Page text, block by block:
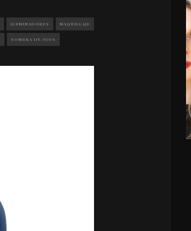
ILUMINADORES MAQUILLAJE
SOMBRA DE OJOS